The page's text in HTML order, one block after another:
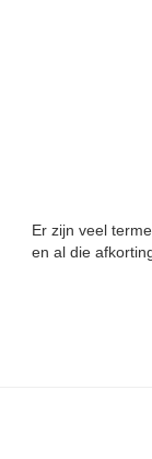
Er zijn veel
en al die